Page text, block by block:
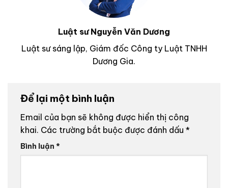
Luật sư Nguyễn Văn Dương
Luật sư sáng lập, Giám đốc Công ty Luật TNHH
Dương Gia.
Để lại một bình luận
Email của bạn sẽ không được hiển thị công
khai. Các trường bắt buộc được đánh dấu *
Bình luận *